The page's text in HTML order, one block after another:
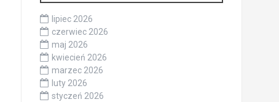
lipiec 2026
czerwiec 2026
maj 2026
kwiecień 2026
marzec 2026
luty 2026
styczeń 2026